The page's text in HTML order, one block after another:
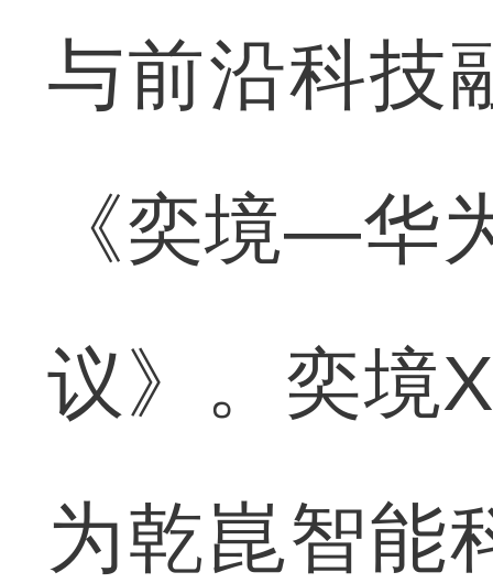
与前沿科技
《奕境—华
议》。奕境
为乾崑智能